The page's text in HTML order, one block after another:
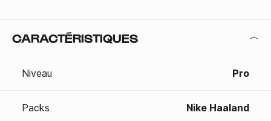
CARACTÉRISTIQUES
Niveau Pro
Packs Nike Haaland